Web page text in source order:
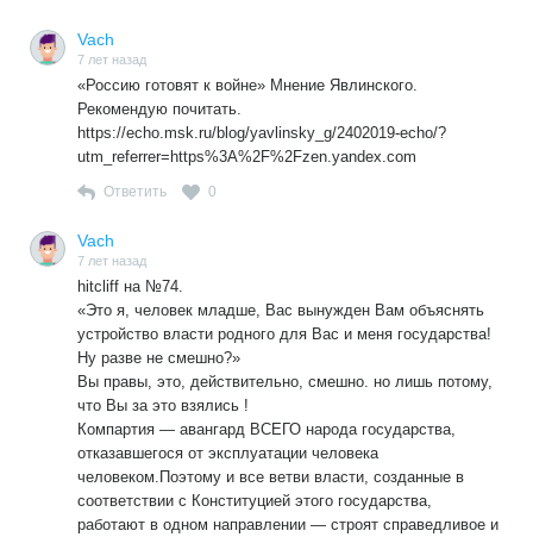
Vach
7 лет назад
«Россию готовят к войне» Мнение Явлинского.
Рекомендую почитать.
https://echo.msk.ru/blog/yavlinsky_g/2402019-echo/?
utm_referrer=https%3A%2F%2Fzen.yandex.com
Ответить 0
Vach
7 лет назад
hitcliff на №74.
«Это я, человек младше, Вас вынужден Вам объяснять
устройство власти родного для Вас и меня государства!
Ну разве не смешно?»
Вы правы, это, действительно, смешно. но лишь потому,
что Вы за это взялись !
Компартия — авангард ВСЕГО народа государства,
отказавшегося от эксплуатации человека
человеком.Поэтому и все ветви власти, созданные в
соответствии с Конституцией этого государства,
работают в одном направлении — строят справедливое и